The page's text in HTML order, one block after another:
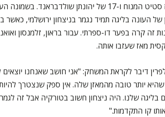
דמונטז סטיט המנוח ו-17 של יהונתן
של העונה בליגה תמיד נגמר בניצחון ירושלמי,
זה קרה בפער דו-ספרתי. עבור בראון, זלמנסון
מאז שעזבו אותה.
דיבר לקראת המשחק: "אני חושב שאנחנו
יותר טובה מהמאזן שלה. אין ספק שנצטרך
גם בליגה שלנו. היה ניצחון חשוב בטורקיה אבל זה
קו התקדמות."